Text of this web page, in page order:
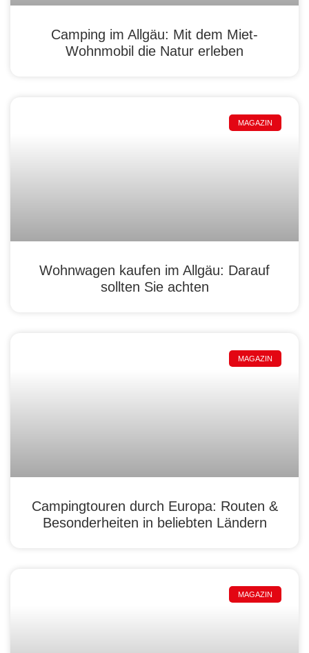
Camping im Allgäu: Mit dem Miet-
Wohnmobil die Natur erleben
MAGAZIN
Wohnwagen kaufen im Allgäu: Darauf
sollten Sie achten
MAGAZIN
Campingtouren durch Europa: Routen &
Besonderheiten in beliebten Ländern
MAGAZIN